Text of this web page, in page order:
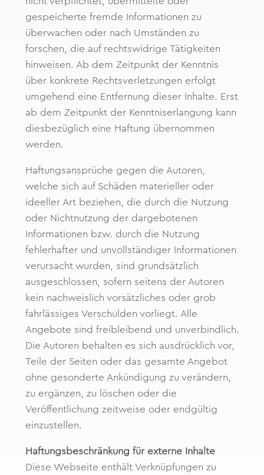
gespeicherte fremde Informationen zu
überwachen oder nach Umständen zu
forschen, die auf rechtswidrige Tätigkeiten
hinweisen. Ab dem Zeitpunkt der Kenntnis
über konkrete Rechtsverletzungen erfolgt
umgehend eine Entfernung dieser Inhalte. Erst
ab dem Zeitpunkt der Kenntniserlangung kann
diesbezüglich eine Haftung übernommen
werden.
Haftungsansprüche gegen die Autoren,
welche sich auf Schäden materieller oder
ideeller Art beziehen, die durch die Nutzung
oder Nichtnutzung der dargebotenen
Informationen bzw. durch die Nutzung
fehlerhafter und unvollständiger Informationen
verursacht wurden, sind grundsätzlich
ausgeschlossen, sofern seitens der Autoren
kein nachweislich vorsätzliches oder grob
fahrlässiges Verschulden vorliegt. Alle
Angebote sind freibleibend und unverbindlich.
Die Autoren behalten es sich ausdrücklich vor,
Teile der Seiten oder das gesamte Angebot
ohne gesonderte Ankündigung zu verändern,
zu ergänzen, zu löschen oder die
Veröffentlichung zeitweise oder endgültig
einzustellen.
Haftungsbeschränkung für externe Inhalte
Diese Webseite enthält Verknüpfungen zu